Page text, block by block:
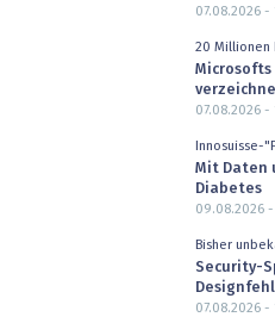
07.08.2026 -
20 Millionen
Microsofts
07.08.2026 -
Innosuisse-
Mit Daten
Diabetes
09.08.2026
Bisher
Security-
07.08.2026 -